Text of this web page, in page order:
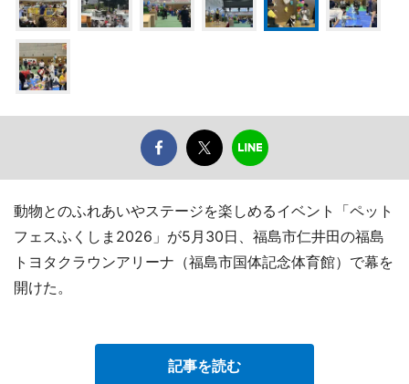
動物とのふれあいやステージを楽しめるイベント「ペット
フェスふくしま2026」が5月30日、福島市仁井田の福島
トヨタクラウンアリーナ（福島市国体記念体育館）で幕を
開けた。
記事を読む